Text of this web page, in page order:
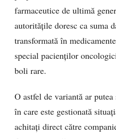
farmaceutice de ultimă
autoritățile doresc ca suma
transformată în
special pacienților
boli rare.
O astfel de variantă ar
în care este gestionată
achitați direct către